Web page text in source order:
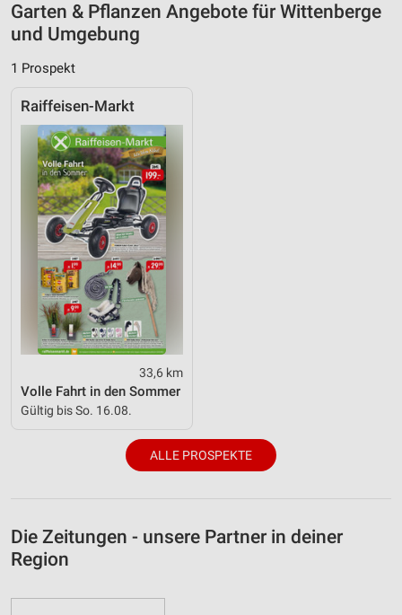
Garten & Pflanzen Angebote für Wittenberge
und Umgebung
1 Prospekt
Raiffeisen-Markt
33,6 km
Volle Fahrt in den Sommer
Gültig bis So. 16.08.
ALLE PROSPEKTE
Die Zeitungen - unsere Partner in deiner
Region
Verwendung genauer Standortdaten
Geräte anhand von aktiv angeforderten
Informationen identifizieren
Performance
Funktional
Werbung